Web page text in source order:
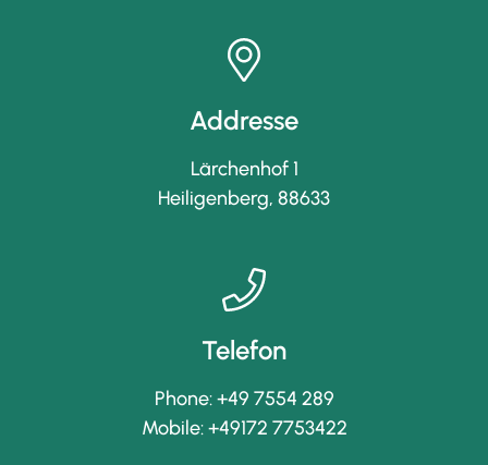
Addresse
Lärchenhof 1
Heiligenberg, 88633
Telefon
Phone:+49 7554 289
Mobile:+49172 7753422